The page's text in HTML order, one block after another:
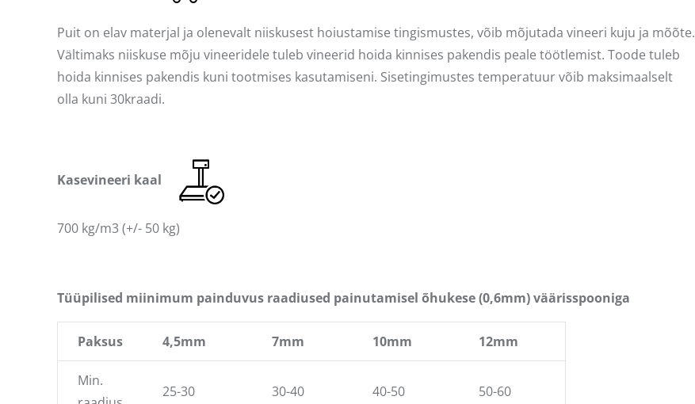
Puit on elav materjal ja olenevalt niiskusest hoiustamise tingismustes, võib mõjutada vineeri kuju ja mõõte.
Vältimaks niiskuse mõju vineeridele tuleb vineerid hoida kinnises pakendis peale töötlemist. Toode tuleb
hoida kinnises pakendis kuni tootmises kasutamiseni. Sisetingimustes temperatuur võib maksimaalselt
olla kuni 30kraadi.
Kasevineeri kaal
700 kg/m3 (+/- 50 kg)
Tüüpilised miinimum painduvus raadiused painutamisel õhukese (0,6mm) väärisspooniga
Paksus 4,5mm 7mm 10mm 12mm
Min.
25-30 30-40 40-50 50-60